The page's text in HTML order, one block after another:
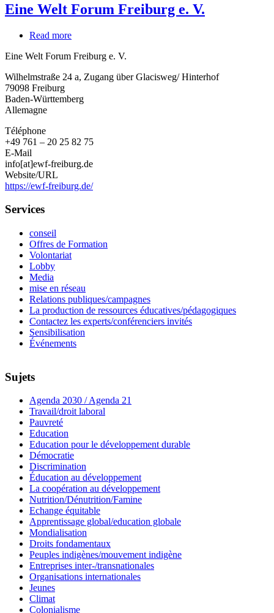
Eine Welt Forum Freiburg e. V.
Read more
Welt
Freiburg
V.
Eine Welt Forum Freiburg e. V.
Wilhelmstraße 24 a, Zugang über Glacisweg/ Hinterhof
79098 Freiburg
Baden-Württemberg
Allemagne
Téléphone
+49 761 – 20 25 82 75
E-Mail
info[at]ewf-freiburg.de
Website/URL
https://ewf-freiburg.de/
Services
conseil
Offres de Formation
Volontariat
Lobby
Media
mise en réseau
Relations publiques/campagnes
La production de ressources éducatives/pédagogiques
Contactez les experts/conférenciers invités
Sensibilisation
Événements
Sujets
Agenda 2030 / Agenda 21
Travail/droit laboral
Pauvreté
Education
Education pour le développement durable
Démocratie
Discrimination
Éducation au développement
La coopération au développement
Nutrition/Dénutrition/Famine
Echange équitable
Apprentissage global/education globale
Mondialisation
Droits fondamentaux
Peuples indigènes/mouvement indigène
Entreprises inter-/transnationales
Organisations internationales
Jeunes
Climat
Colonialisme